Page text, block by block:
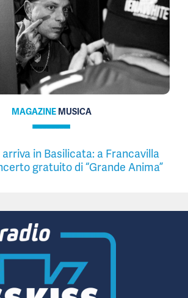
MAGAZINE MUSICA
in Basilicata: a Francavilla
gratuito di “Grande Anima”